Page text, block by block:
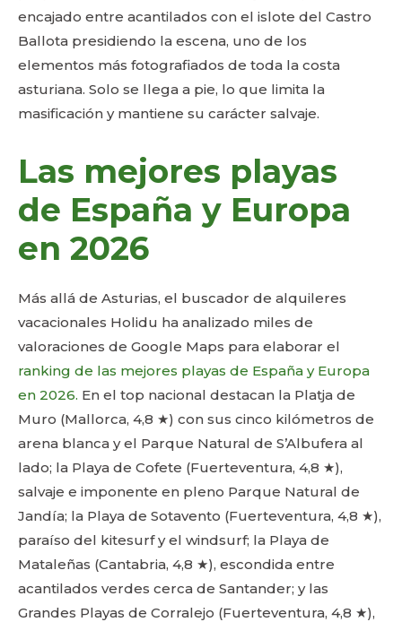
encajado entre acantilados con el islote del Castro
Ballota presidiendo la escena, uno de los
elementos más fotografiados de toda la costa
asturiana. Solo se llega a pie, lo que limita la
masificación y mantiene su carácter salvaje.
Las mejores playas
de España y Europa
en 2026
Más allá de Asturias, el buscador de alquileres
vacacionales Holidu ha analizado miles de
valoraciones de Google Maps para elaborar el
ranking de las mejores playas de España y Europa
en 2026. En el top nacional destacan la Platja de
Muro (Mallorca, 4,8 ★) con sus cinco kilómetros de
arena blanca y el Parque Natural de S’Albufera al
lado; la Playa de Cofete (Fuerteventura, 4,8 ★),
salvaje e imponente en pleno Parque Natural de
Jandía; la Playa de Sotavento (Fuerteventura, 4,8 ★),
paraíso del kitesurf y el windsurf; la Playa de
Mataleñas (Cantabria, 4,8 ★), escondida entre
acantilados verdes cerca de Santander; y las
Grandes Playas de Corralejo (Fuerteventura, 4,8 ★),